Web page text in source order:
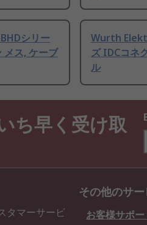
シリー
メス, ケーブ
Wurth
ズ IDCコネ
ル
ち早く受け取
タマーサービ
その他のサー
お客様サポー